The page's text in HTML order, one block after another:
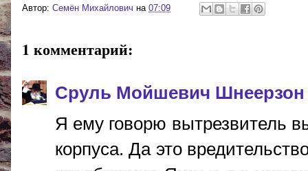
Автор: Cемён Михайлович на 07:09
1 комментарий:
Сруль Мойшевич Шнеерзон
Я ему говорю вытрезвитель
корпуса. Да это